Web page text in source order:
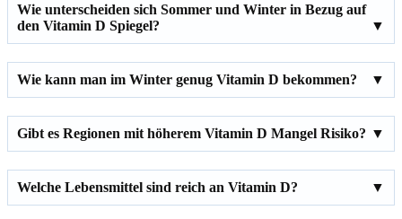
Wie unterscheiden sich Sommer und Winter in Bezug auf
den Vitamin D Spiegel?
Wie kann man im Winter genug Vitamin D bekommen?
Gibt es Regionen mit höherem Vitamin D Mangel Risiko?
Welche Lebensmittel sind reich an Vitamin D?